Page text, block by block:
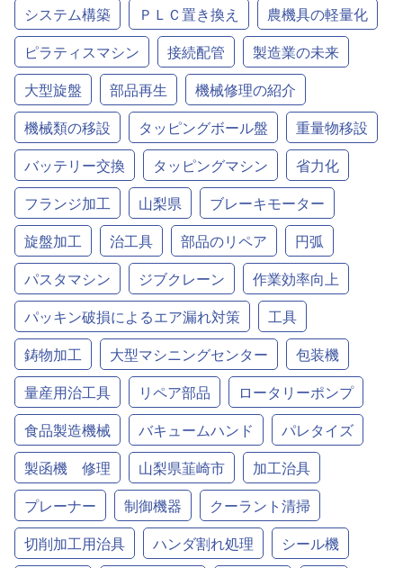
システム構築
ＰＬＣ置き換え
農機具の軽量化
ピラティスマシン
接続配管
製造業の未来
大型旋盤
部品再生
機械修理の紹介
機械類の移設
タッピングボール盤
重量物移設
バッテリー交換
タッピングマシン
省力化
フランジ加工
山梨県
ブレーキモーター
旋盤加工
治工具 部品のリペア
円弧
パスタマシン
ジブクレーン
作業効率向上
パッキン破損によるエア漏れ対策
工具
鋳物加工
大型マシニングセンター
包装機
量産用治工具
リペア部品
ロータリーポンプ
食品製造機械
バキュームハンド
パレタイズ
製函機 修理
山梨県韮崎市
加工治具
プレーナー
制御機器
クーラント清掃
切削加工用治具
ハンダ割れ処理
シール機